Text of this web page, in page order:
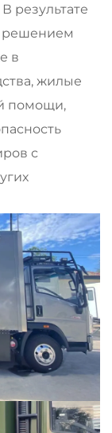
результате
решением
в
жилые
помощи,
с